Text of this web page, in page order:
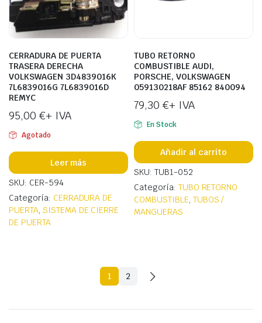
CERRADURA DE PUERTA
TRASERA DERECHA
VOLKSWAGEN 3D4839016K
7L6839016G 7L6839016D
REMYC
95,00 €+ IVA
Agotado
Leer más
SKU: CER-594
Categoría: CERRADURA DE
PUERTA, SISTEMA DE CIERRE
DE PUERTA
TUBO RETORNO
COMBUSTIBLE AUDI,
PORSCHE, VOLKSWAGEN
059130218AF 85162 840094
79,30 €+ IVA
En Stock
Añadir al carrito
SKU: TUB1-052
Categoría: TUBO RETORNO
COMBUSTIBLE, TUBOS /
MANGUERAS
1 2